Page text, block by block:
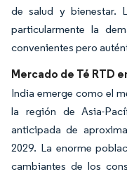
de salud y bienestar.
particularmente la
convenientes pero
Mercado de Té RTD
India emerge como el
la región de Asia-
anticipada de
2029. La enorme
cambiantes de los